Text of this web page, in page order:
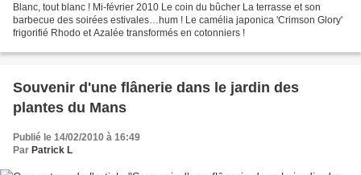
Blanc, tout blanc ! Mi-février 2010 Le coin du bûcher La terrasse et son
barbecue des soirées estivales…hum ! Le camélia japonica 'Crimson Glory'
frigorifié Rhodo et Azalée transformés en cotonniers !
Souvenir d'une flânerie dans le jardin des
plantes du Mans
Publié le 14/02/2010 à 16:49
Par Patrick L